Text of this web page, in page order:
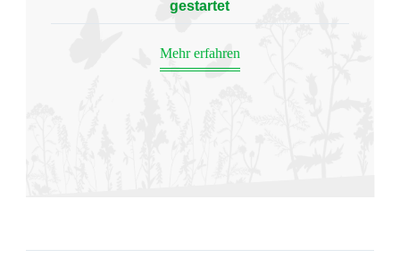
gestartet
Mehr erfahren